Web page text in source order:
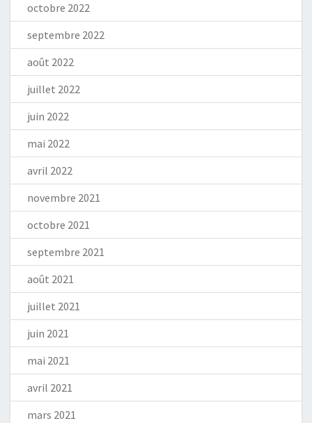
octobre 2022
septembre 2022
août 2022
juillet 2022
juin 2022
mai 2022
avril 2022
novembre 2021
octobre 2021
septembre 2021
août 2021
juillet 2021
juin 2021
mai 2021
avril 2021
mars 2021